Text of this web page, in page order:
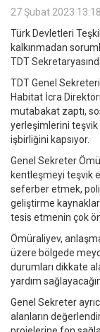
27 Şubat 2023 13:18
Türk Devletleri
kalkınmadan
TDT
TDT Genel
Habitat İcra
mutabakat zaptı,
yerleşimlerini teşvik
işbirliğini kapsıyor.
Genel Sekreter
kentleşmeyi teşvik
seferber etmek,
geliştirme
tesis etmenin çok
Ömüraliyev,
üzere bölgede
durumları dikkate
yardım
Genel Sekreter
alanların